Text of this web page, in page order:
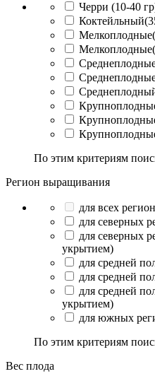
Черри (10-40
По этим критериям
Регион выращивания
для всех
для северных
для северных
укрытием)
для средней
для средней
для средней
укрытием)
для южных
По этим критериям
Вес плода